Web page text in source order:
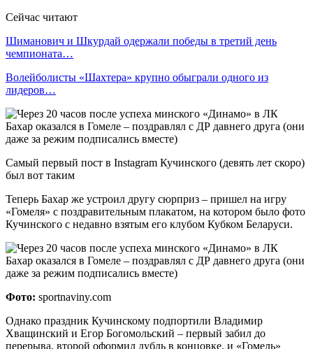
Сейчас читают
Шиманович и Шкурдай одержали победы в третий день
чемпионата…
Волейболисты «Шахтера» крупно обыграли одного из
лидеров…
Самый первый пост в Instagram Кучинского (девять лет скоро)
был вот таким
Теперь Бахар же устроил другу сюрприз – пришел на игру
«Гомеля» с поздравительным плакатом, на котором было фото
Кучинского с недавно взятым его клубом Кубком Беларуси.
Фото: sportnaviny.com
Однако праздник Кучинскому подпортили Владимир
Хващинский и Егор Богомольский – первый забил до
перерыва, второй оформил дубль в концовке, и «Гомель»